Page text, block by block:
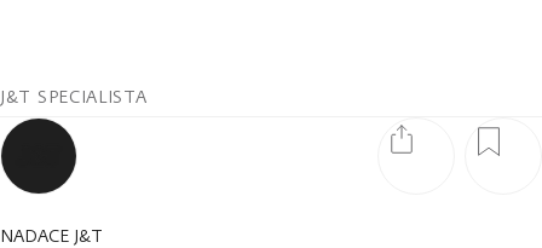
J&T SPECIALISTA
NADACE J&T